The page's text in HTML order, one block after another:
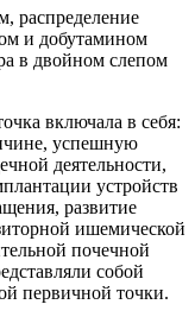
распределение
и добутамином
в двойном слепом
включала в себя:
успешную
деятельности,
устройств
развитие
ишемической
почечной
собой
первичной точки.